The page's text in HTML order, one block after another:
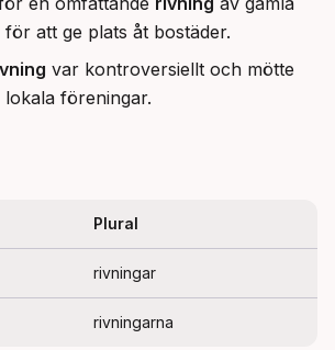
att ge plats åt bostäder.
var kontroversiellt och mötte
föreningar.
Plural
rivningar
rivningarna